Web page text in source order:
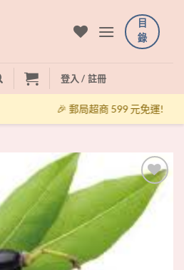
目
錄
登入 / 註冊
🎉 郵局超商 599 元免運!